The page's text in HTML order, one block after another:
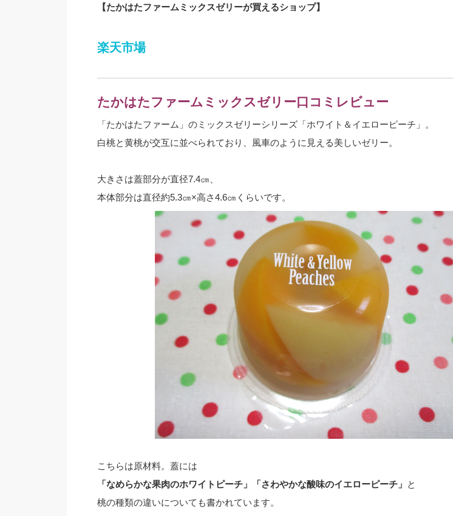
【たかはたファームミックスゼリーが買えるショップ】
楽天市場
たかはたファームミックスゼリー口コミレビュー
「たかはたファーム」のミックスゼリーシリーズ「ホワイト＆イエローピーチ」。
白桃と黄桃が交互に並べられており、風車のように見える美しいゼリー。
大きさは蓋部分が直径7.4㎝、
本体部分は直径約5.3㎝×高さ4.6㎝くらいです。
こちらは原材料。蓋には
「なめらかな果肉のホワイトピーチ」「さわやかな酸味のイエローピーチ」 と
桃の種類の違いについても書かれています。